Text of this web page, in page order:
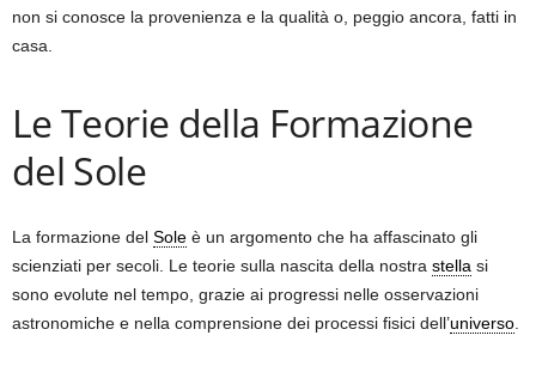
non si conosce la provenienza e la qualità o, peggio ancora, fatti in
casa.
Le Teorie della Formazione
del Sole
La formazione del Sole è un argomento che ha affascinato gli
scienziati per secoli. Le teorie sulla nascita della nostra stella si
sono evolute nel tempo, grazie ai progressi nelle osservazioni
astronomiche e nella comprensione dei processi fisici dell’universo